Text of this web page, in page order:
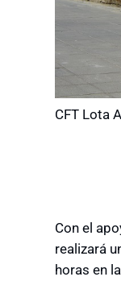
CFT Lota
Con el
realizará
horas en